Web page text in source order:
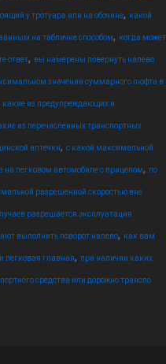
у тротуара или на обочине, какой
на табличке способом, когда может
ответ, вы намерены повернуть налево
значении суммарного люфта в
какие из предупреждающих и
из перечисленных транспортных
аптечки, с какой максимальной
на легковом автомобиле с прицепом, по
разрешенной скоростью вне
разрешается эксплуатация
выполнить поворот налево, как вам
легковая главная, при наличии каких
средства или дорожно транспо